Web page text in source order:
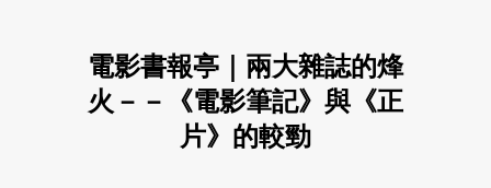
電影書報亭｜兩大雜誌的烽
火－－《電影筆記》與《正
片》的較勁